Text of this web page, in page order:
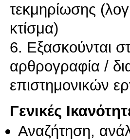
τεκμηρίωσης
κτίσμα)
6. Εξασκούνται
αρθρογραφία /
Γενικές
Αναζήτηση,